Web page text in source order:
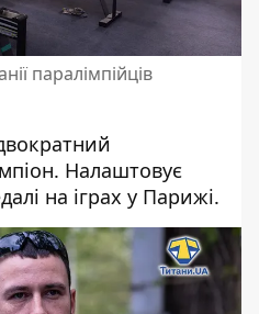
паралімпійців
Налаштовує
на іграх у Парижі.